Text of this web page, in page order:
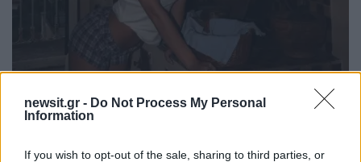
newsit.gr - Do Not Process My Personal
Information
If you wish to opt-out of the sale, sharing to third parties, or